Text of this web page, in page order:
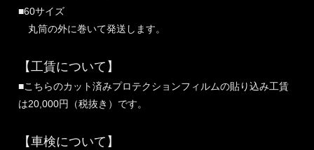
■60サイズ
丸筒の外に巻いて発送します。
【工賃について】
■こちらのカット済みプロテクションフィルムの貼り込み工賃
は20,000円（税抜き）です。
【車検について】